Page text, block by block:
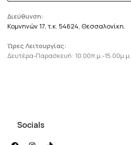
Διεύθυνση:
Κομνηνών 17, τ.κ. 54624, Θεσσαλονίκη.
Ώρες Λειτουργίας:
Δευτέρα-Παρασκευή: 10.00π.μ.-15.00μ.μ.
Socials